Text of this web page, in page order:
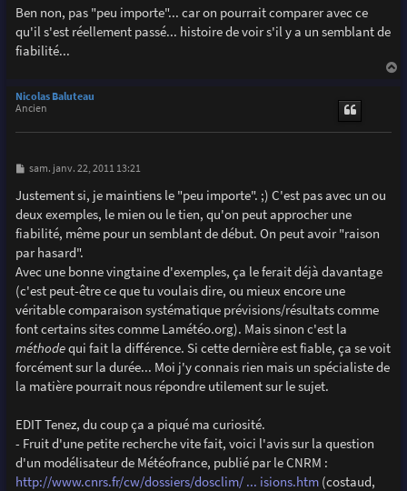
s
s
a
g
e
Ben non, pas "peu importe"... car on pourrait comparer avec ce
qu'il s'est réellement passé... histoire de voir s'il y a un semblant de
fiabilité...
Nicolas Baluteau
Ancien
M
s
s
a
g
e
sam. janv. 22, 2011 13:21
Justement si, je maintiens le "peu importe". ;) C'est pas avec un ou
deux exemples, le mien ou le tien, qu'on peut approcher une
fiabilité, même pour un semblant de début. On peut avoir "raison
par hasard".
Avec une bonne vingtaine d'exemples, ça le ferait déjà davantage
(c'est peut-être ce que tu voulais dire, ou mieux encore une
véritable comparaison systématique prévisions/résultats comme
font certains sites comme Lamétéo.org). Mais sinon c'est la
méthodequi fait la différence. Si cette dernière est fiable, ça se voit
forcément sur la durée... Moi j'y connais rien mais un spécialiste de
la matière pourrait nous répondre utilement sur le sujet.
EDIT Tenez, du coup ça a piqué ma curiosité.
- Fruit d'une petite recherche vite fait, voici l'avis sur la question
d'un modélisateur de Météofrance, publié par le CNRM :
http://www.cnrs.fr/cw/dossiers/dosclim/ ... isions.htm(costaud,